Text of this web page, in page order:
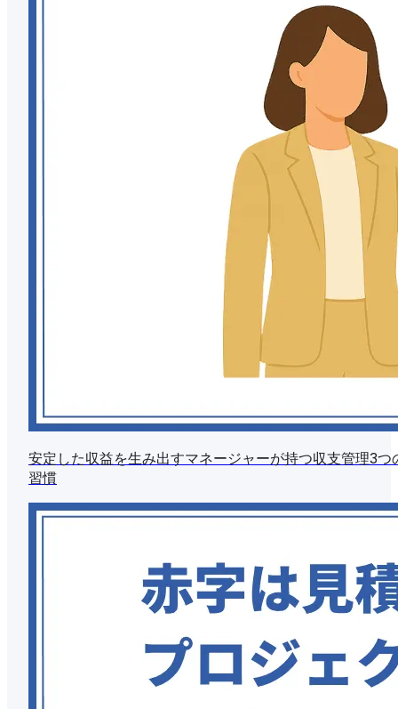
安定した収益を生み出すマネージャーが持つ収支管理3つ
習慣